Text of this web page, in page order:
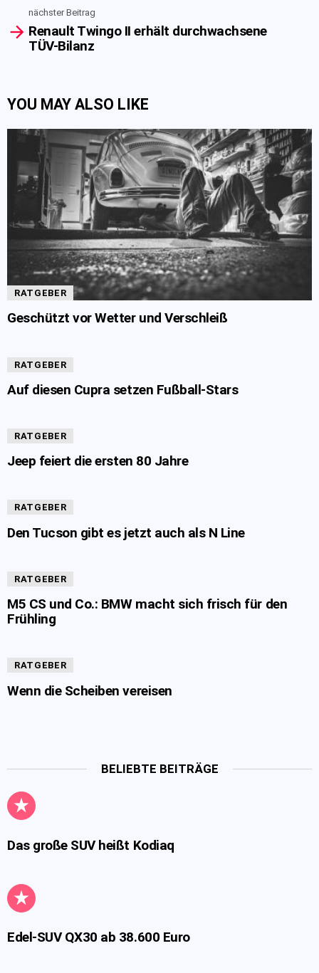
nächster Beitrag
Renault Twingo II erhält durchwachsene
TÜV-Bilanz
YOU MAY ALSO LIKE
RATGEBER
Geschützt vor Wetter und Verschleiß
RATGEBER
Auf diesen Cupra setzen Fußball-Stars
RATGEBER
Jeep feiert die ersten 80 Jahre
RATGEBER
Den Tucson gibt es jetzt auch als N Line
RATGEBER
M5 CS und Co.: BMW macht sich frisch für den
Frühling
RATGEBER
Wenn die Scheiben vereisen
BELIEBTE BEITRÄGE
Das große SUV heißt Kodiaq
Edel-SUV QX30 ab 38.600 Euro